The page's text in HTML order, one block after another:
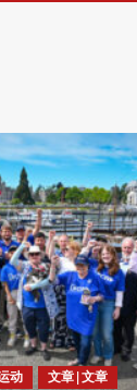
动 文章 | 文章